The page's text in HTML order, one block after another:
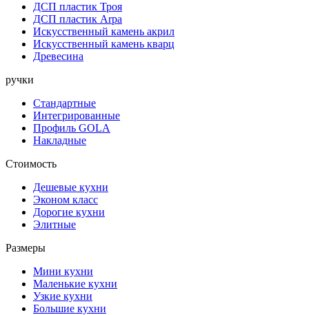
ДСП пластик Троя
ДСП пластик Arpa
Искусственный камень акрил
Искусственный камень кварц
Древесина
ручки
Стандартные
Интегрированные
Профиль GOLA
Накладные
Стоимость
Дешевые кухни
Эконом класс
Дорогие кухни
Элитные
Размеры
Мини кухни
Маленькие кухни
Узкие кухни
Большие кухни